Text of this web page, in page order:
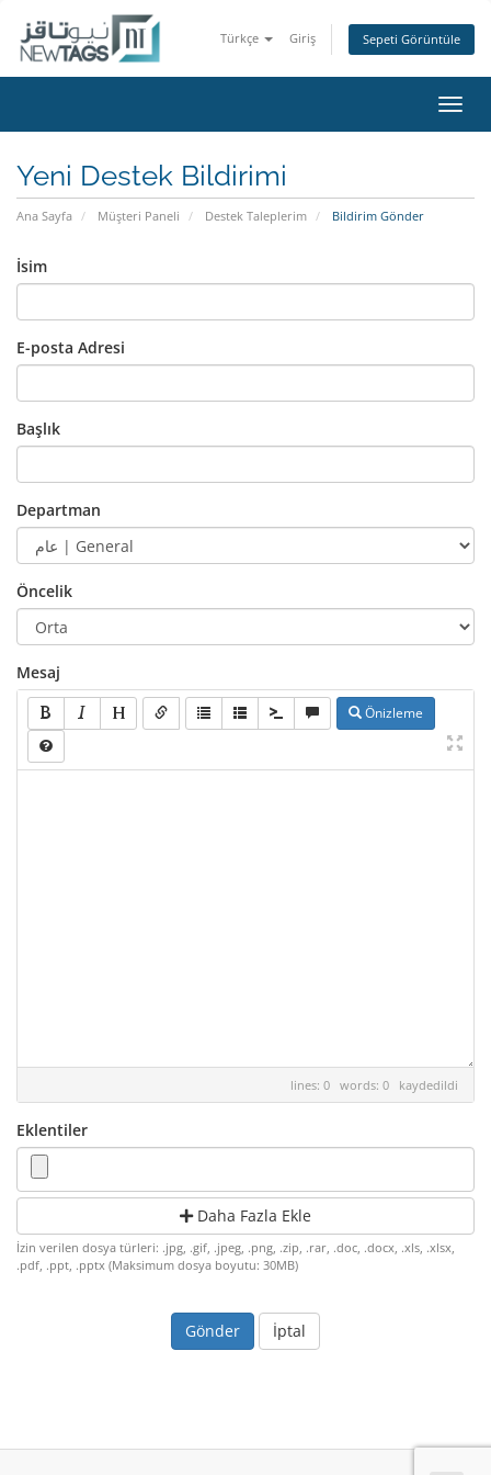
Türkçe Giriş Sepeti Görüntüle
Yeni Destek Bildirimi
Ana Sayfa Müşteri Paneli Destek Taleplerim Bildirim Gönder
İsim
E-posta Adresi
Başlık
Departman
Öncelik
Mesaj
Önizleme
lines: 0 words: 0 kaydedildi
Eklentiler
Daha Fazla Ekle
İzin verilen dosya türleri: .jpg, .gif, .jpeg, .png, .zip, .rar, .doc, .docx, .xls, .xlsx,
.pdf, .ppt, .pptx (Maksimum dosya boyutu: 30MB)
İptal